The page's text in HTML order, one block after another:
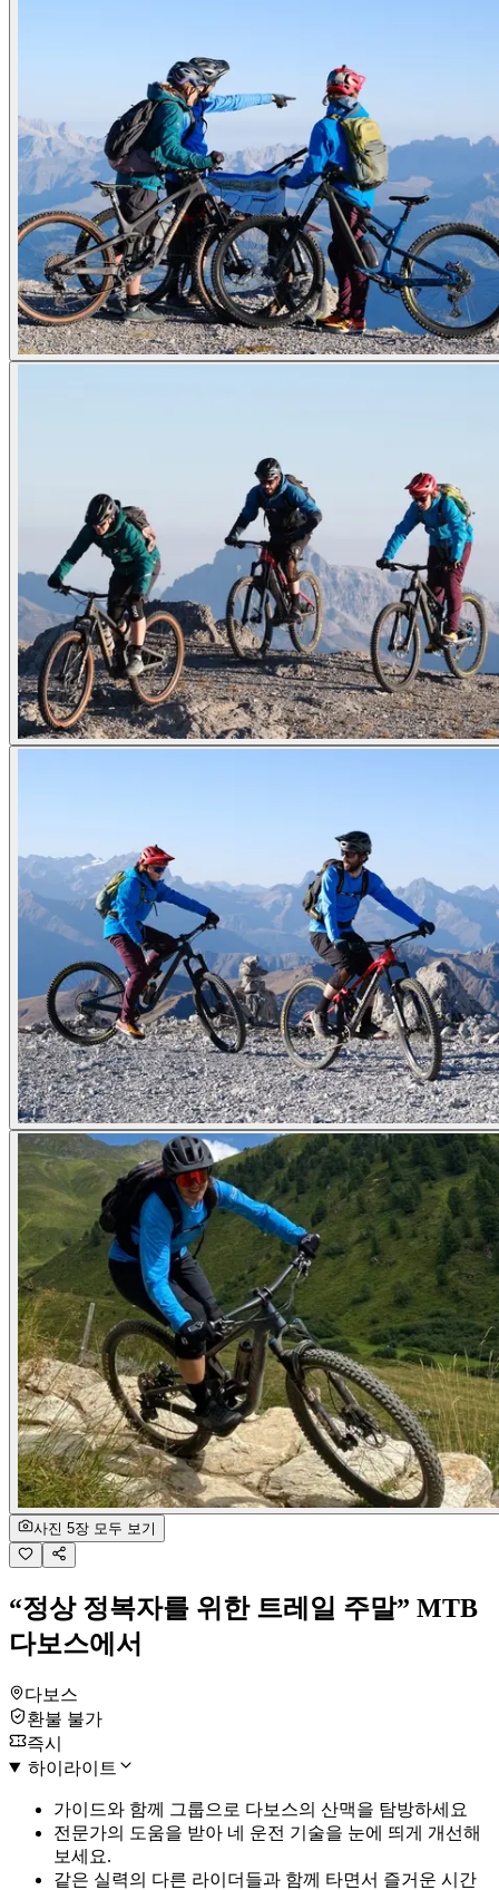
사진 5장 모두 보기
“정상 정복자를 위한 트레일 주말” MTB
다보스에서
다보스
환불 불가
즉시
하이라이트
가이드와 함께 그룹으로 다보스의 산맥을 탐방하세요
전문가의 도움을 받아 네 운전 기술을 눈에 띄게 개선해
보세요.
같은 실력의 다른 라이더들과 함께 타면서 즐거운 시간